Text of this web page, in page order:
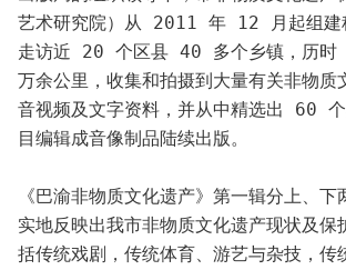
艺术研究院）从 2011 年 12 月起组建
走访近 20 个区县 40 多个乡镇，历时
万余公里，收集和拍摄到大量有关非物质
音视频及文字资料，并从中精选出 60
目编辑成音像制品陆续出版。
《巴渝非物质文化遗产》第一辑分上、
实地反映出我市非物质文化遗产现状及保
括传统戏剧，传统体育、游艺与杂技，传